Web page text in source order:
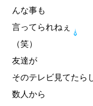
んな事も
言ってられねぇ
（笑）
友達が
そのテレビ見てたら
数人から